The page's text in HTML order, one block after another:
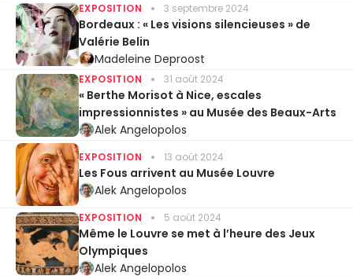
EXPOSITION 3 septembre 2024
Bordeaux : « Les visions silencieuses » de
Valérie Belin
Madeleine Deproost
EXPOSITION 31 août 2024
« Berthe Morisot à Nice, escales
impressionnistes » au Musée des Beaux-Arts
Alek Angelopolos
EXPOSITION 13 août 2024
Les Fous arrivent au Musée Louvre
Alek Angelopolos
EXPOSITION 5 août 2024
Même le Louvre se met à l’heure des Jeux
Olympiques
Alek Angelopolos